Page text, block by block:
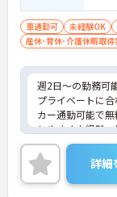
車通勤可 未経験OK
産休･育休･介護休暇取得
週2日～の勤務可
プライベートに
カー通勤可能で
しやすく未経験
ある方はご面接
お問い合わせく
詳細